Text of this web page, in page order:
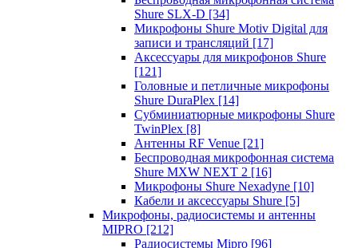
Shure SLX-D [34]
Микрофоны Shure Motiv Digital для
записи и трансляций [17]
Аксессуары для микрофонов Shure
[121]
Головные и петличные микрофоны
Shure DuraPlex [14]
Субминиатюрные микрофоны Shure
TwinPlex [8]
Антенны RF Venue [21]
Беспроводная микрофонная система
Shure MXW NEXT 2 [16]
Микрофоны Shure Nexadyne [10]
Кабели и аксессуары Shure [5]
Микрофоны, радиосистемы и антенны
MIPRO [212]
Радиосистемы Mipro [96]